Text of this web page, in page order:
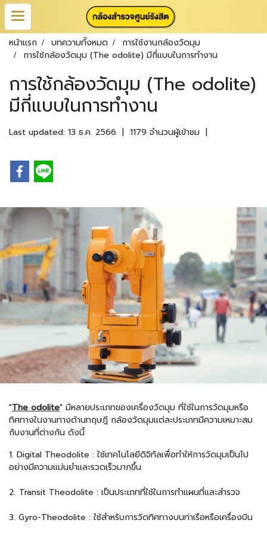
หน้าแรก บทความทั้งหมด
การใช้งานกล้องวัดมุม
การใช้กล้องวัดมุม (The odolite) มีกี่แบบในการทำงาน
การใช้กล้องวัดมุม (The odolite)
มีกี่แบบในการทำงาน
Last updated: 13 ธ.ค. 2566 | 1179 จำนวนผู้เข้าชม |
"The odolite" มีหลายประเภทของเครื่องวัดมุม ที่ใช้ในการวัดมุมหรือ
ทิศทางในงานทางด้านทฤษฎี กล้องวัดมุมแต่ละประเภทมีความเหมาะสม
กับงานที่ต่างกัน ดังนี้
1. Digital Theodolite : ใช้เทคโนโลยีดิจิทัลเพื่อทำให้การวัดมุมเป็นไป
อย่างมีความแม่นยำและรวดเร็วมากขึ้น
2. Transit Theodolite : เป็นประเภทที่ใช้ในการทำแผนที่และสำรวจ
3. Gyro-Theodolite : ใช้สำหรับการวัดทิศทางบนท่าเรือหรือเครื่องบิน